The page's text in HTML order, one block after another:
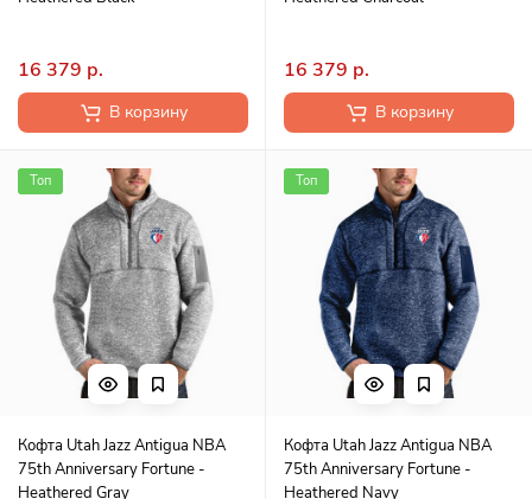
16 379 р.
В корзину
16 379 р.
В корзину
Топ
Кофта Utah Jazz Antigua NBA
75th Anniversary Fortune -
Heathered Gray
Топ
Кофта Utah Jazz Antigua NBA
75th Anniversary Fortune -
Heathered Navy